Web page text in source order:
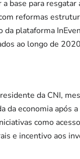
a base para
reformas
da plataforma
ao longo de
da CNI,
da economia após
como
e incentivo aos